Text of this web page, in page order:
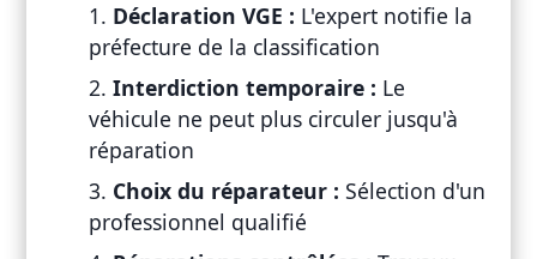
Déclaration VGE : L'expert notifie la
préfecture de la classification
Interdiction temporaire : Le
véhicule ne peut plus circuler jusqu'à
réparation
Choix du réparateur : Sélection d'un
professionnel qualifié